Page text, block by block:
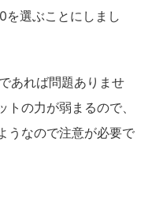
選ぶことにしまし
あれば問題ありませ
の力が弱まるので、
うなので注意が必要で